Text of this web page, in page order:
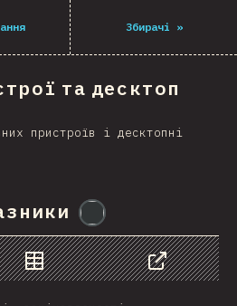
Збирачі »
та десктоп
пристроїв і десктопні
Data
Share
JS 2021